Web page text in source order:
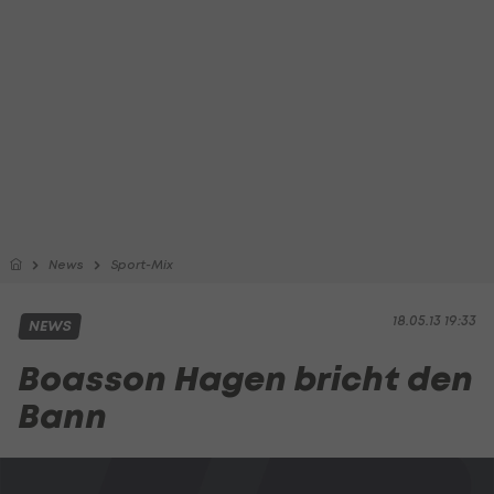
News Sport-Mix
18.05.13 19:33
NEWS
Boasson Hagen bricht den
Bann